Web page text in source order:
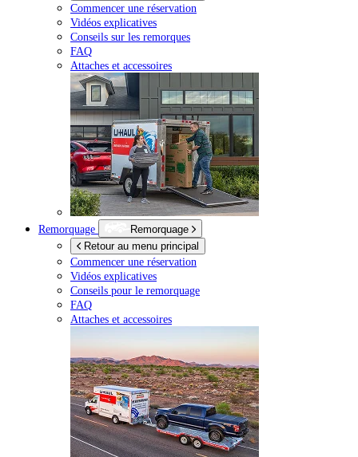
Commencer une réservation
Vidéos explicatives
Conseils sur les remorques
FAQ
Attaches et accessoires
Remorquage
Remorquage
Retour au menu principal
Commencer une réservation
Vidéos explicatives
Conseils pour le remorquage
FAQ
Attaches et accessoires